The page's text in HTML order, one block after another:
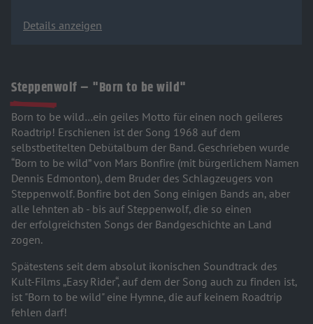
Details anzeigen
Steppenwolf – "Born to be wild"
Born to be wild…ein geiles Motto für einen noch geileres
Roadtrip! Erschienen ist der Song 1968 auf dem
selbstbetitelten Debütalbum der Band. Geschrieben wurde
“Born to be wild” von Mars Bonfire (mit bürgerlichem Namen
Dennis Edmonton), dem Bruder des Schlagzeugers von
Steppenwolf. Bonfire bot den Song einigen Bands an, aber
alle lehnten ab - bis auf Steppenwolf, die so einen
der erfolgreichsten Songs der Bandgeschichte an Land
zogen.
Spätestens seit dem absolut ikonischen Soundtrack des
Kult-Films „Easy Rider“, auf dem der Song auch zu finden ist,
ist "Born to be wild" eine Hymne, die auf keinem Roadtrip
fehlen darf!